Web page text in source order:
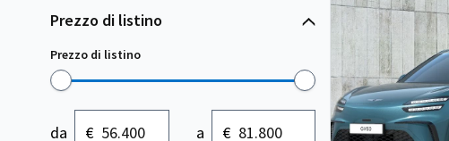
Prezzo di listino
Prezzo di listino
da € a €